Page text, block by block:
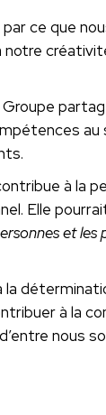
ce que
notre
à la
Elle
et
la
à la
nous